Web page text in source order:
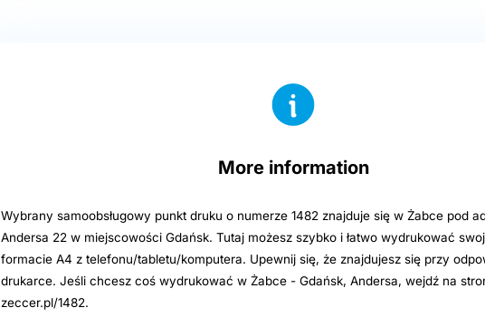
More information
Wybrany samoobsługowy punkt druku o numerze 1482 znajduje się w Żabce pod
Andersa 22 w miejscowości Gdańsk. Tutaj możesz szybko i łatwo wydrukować
formacie A4 z telefonu/tabletu/komputera. Upewnij się, że znajdujesz się przy
drukarce. Jeśli chcesz coś wydrukować w Żabce - Gdańsk, Andersa, wejdź na
zeccer.pl/1482.